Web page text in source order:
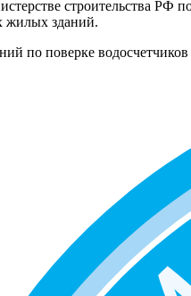
строительства РФ
жилых зданий.
по поверке водосчетчиков